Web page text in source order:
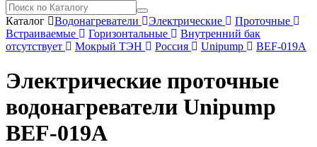
Каталог Водонагреватели Электрические
Проточные
Встраиваемые
Горизонтальные
Внутренний бак
отсутствует
Мокрый ТЭН Россия Unipump BEF-019A
Электрические проточные
водонагреватели Unipump
BEF-019A